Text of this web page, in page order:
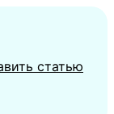
статью